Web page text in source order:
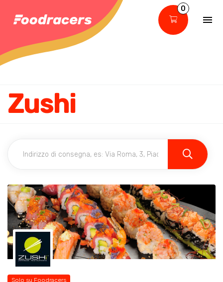
0
Zushi
Solo su Foodracers